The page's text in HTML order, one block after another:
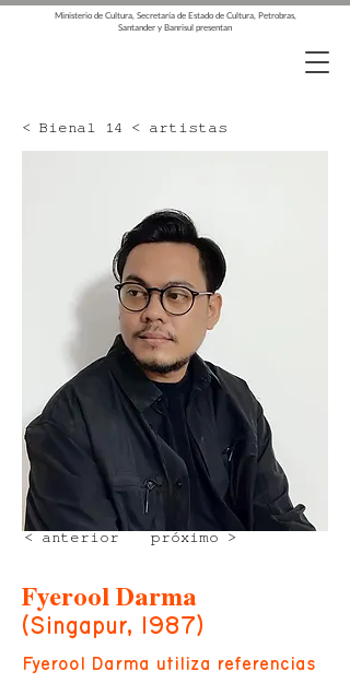
Ministerio de Cultura, Secretaría de Estado de Cultura, Petrobras,
Santander y Banrisul presentan
< Bienal 14 < artistas
próximo >
< anterior
Fyerool Darma
(Singapur, 1987)
Fyerool Darma utiliza referencias